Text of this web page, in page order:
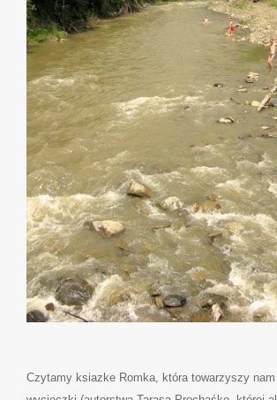
Czytamy ksiazke Romka, która towarzyszy